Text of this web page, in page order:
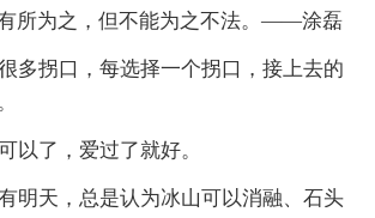
所为之，但不能为之不法。——涂磊
多拐口，每选择一个拐口，接上去的
以了，爱过了就好。
明天，总是认为冰山可以消融、石头